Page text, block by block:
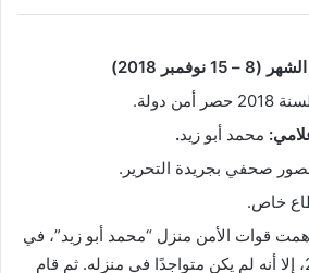
2018)
محمد أبو زيد.
صحفي بجريدة التحرير.
خاص.
قوات الأمن منزل “محمد أبو زيد”، في
الـ 4 من يونيو2018، إلا أنه لم يكن متواجدًا في منزله. ثم قام